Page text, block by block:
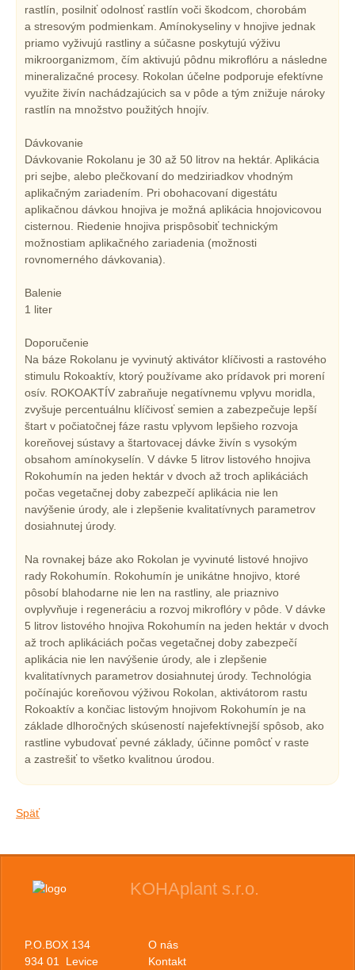
rastlín, posilniť odolnosť rastlín voči škodcom, chorobám
a stresovým podmienkam. Amínokyseliny v hnojive jednak
priamo vyživujú rastliny a súčasne poskytujú výživu
mikroorganizmom, čím aktivujú pôdnu mikroflóru a následne
mineralizačné procesy. Rokolan účelne podporuje efektívne
využite živín nachádzajúcich sa v pôde a tým znižuje nároky
rastlín na množstvo použitých hnojív.
Dávkovanie
Dávkovanie Rokolanu je 30 až 50 litrov na hektár. Aplikácia
pri sejbe, alebo plečkovaní do medziriadkov vhodným
aplikačným zariadením. Pri obohacovaní digestátu
aplikačnou dávkou hnojiva je možná aplikácia hnojovicovou
cisternou. Riedenie hnojiva prispôsobiť technickým
možnostiam aplikačného zariadenia (možnosti
rovnomerného dávkovania).
Balenie
1 liter
Doporučenie
Na báze Rokolanu je vyvinutý aktivátor klíčivosti a rastového
stimulu Rokoaktív, ktorý používame ako prídavok pri morení
osív. ROKOAKTÍV zabraňuje negatívnemu vplyvu moridla,
zvyšuje percentuálnu klíčivosť semien a zabezpečuje lepší
štart v počiatočnej fáze rastu vplyvom lepšieho rozvoja
koreňovej sústavy a štartovacej dávke živín s vysokým
obsahom amínokyselín. V dávke 5 litrov listového hnojiva
Rokohumín na jeden hektár v dvoch až troch aplikáciách
počas vegetačnej doby zabezpečí aplikácia nie len
navýšenie úrody, ale i zlepšenie kvalitatívnych parametrov
dosiahnutej úrody.
Na rovnakej báze ako Rokolan je vyvinuté listové hnojivo
rady Rokohumín. Rokohumín je unikátne hnojivo, ktoré
pôsobí blahodarne nie len na rastliny, ale priaznivo
ovplyvňuje i regeneráciu a rozvoj mikroflóry v pôde. V dávke
5 litrov listového hnojiva Rokohumín na jeden hektár v dvoch
až troch aplikáciách počas vegetačnej doby zabezpečí
aplikácia nie len navýšenie úrody, ale i zlepšenie
kvalitatívnych parametrov dosiahnutej úrody. Technológia
počínajúc koreňovou výživou Rokolan, aktivátorom rastu
Rokoaktív a končiac listovým hnojivom Rokohumín je na
základe dlhoročných skúseností najefektívnejší spôsob, ako
rastline vybudovať pevné základy, účinne pomôcť v raste
a zastrešiť to všetko kvalitnou úrodou.
Späť
KOHAplant s.r.o.
P.O.BOX 134
934 01 Levice
O nás
Kontakt